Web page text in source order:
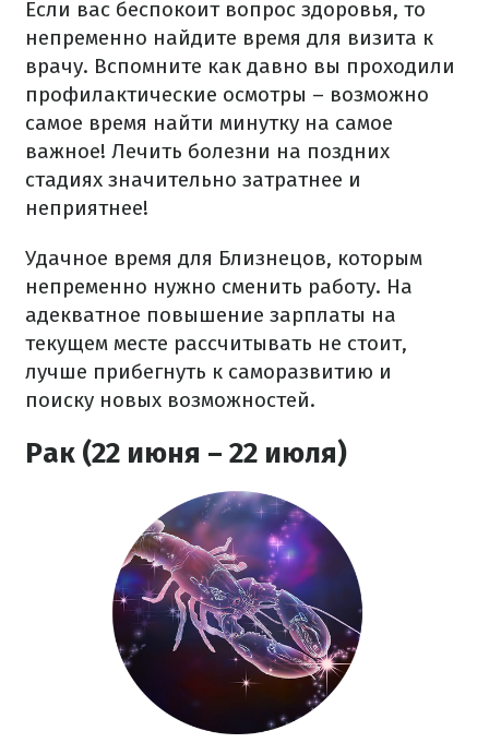
Если вас беспокоит вопрос здоровья, то
непременно найдите время для визита к
врачу. Вспомните как давно вы проходили
профилактические осмотры – возможно
самое время найти минутку на самое
важное! Лечить болезни на поздних
стадиях значительно затратнее и
неприятнее!
Удачное время для Близнецов, которым
непременно нужно сменить работу. На
адекватное повышение зарплаты на
текущем месте рассчитывать не стоит,
лучше прибегнуть к саморазвитию и
поиску новых возможностей.
Рак (22 июня – 22 июля)